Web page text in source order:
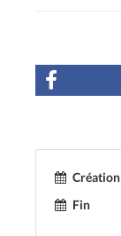
Création
Fin